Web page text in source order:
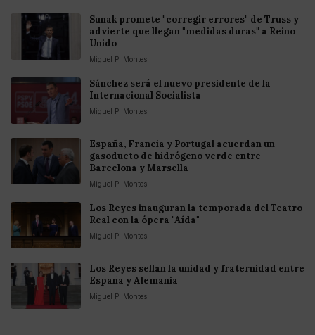
Sunak promete "corregir errores" de Truss y
advierte que llegan "medidas duras" a Reino
Unido
Miguel P. Montes
Sánchez será el nuevo presidente de la
Internacional Socialista
Miguel P. Montes
España, Francia y Portugal acuerdan un
gasoducto de hidrógeno verde entre
Barcelona y Marsella
Miguel P. Montes
Los Reyes inauguran la temporada del Teatro
Real con la ópera "Aída"
Miguel P. Montes
Los Reyes sellan la unidad y fraternidad entre
España y Alemania
Miguel P. Montes